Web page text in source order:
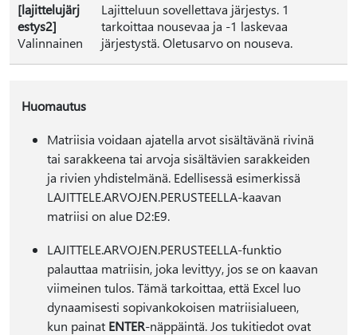
[lajittelujärj
estys2]
Valinnainen
Lajitteluun sovellettava järjestys. 1
tarkoittaa nousevaa ja -1 laskevaa
järjestystä. Oletusarvo on nouseva.
Huomautus
Matriisia voidaan ajatella arvot sisältävänä rivinä
tai sarakkeena tai arvoja sisältävien sarakkeiden
ja rivien yhdistelmänä. Edellisessä esimerkissä
LAJITTELE.ARVOJEN.PERUSTEELLA-kaavan
matriisi on alue D2:E9.
LAJITTELE.ARVOJEN.PERUSTEELLA-funktio
palauttaa matriisin, joka levittyy, jos se on kaavan
viimeinen tulos. Tämä tarkoittaa, että Excel luo
dynaamisesti sopivankokoisen matriisialueen,
kun painat ENTER-näppäintä. Jos tukitiedot ovat